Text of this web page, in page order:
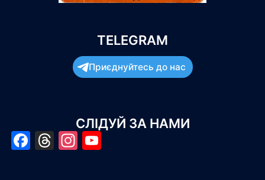
TELEGRAM
Приєднуйтесь до нас
СЛІДУЙ ЗА НАМИ
Facebook
Threads
Instagram